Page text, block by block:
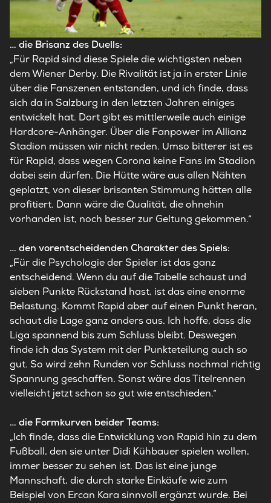
… die Brisanz des Duells:
„Für Rapid sind diese Spiele die wichtigsten neben
dem Wiener Derby. Die Rivalität ist ja in erster Linie
über die Fanszenen entstanden, und ich finde, dass
sich da in Salzburg in den letzten Jahren einiges
entwickelt hat. Dort gibt es mittlerweile auch einige
Hardcore-Anhänger. Über die Fanpower im Allianz
Stadion müssen wir nicht reden. Umso bitterer ist es
für Rapid, dass wegen Corona keine Fans im Stadion
dabei sein dürfen. Die Hütte wäre aus allen Nähten
geplatzt, von dieser brisanten Stimmung hätten alle
profitiert. Dann wäre die Qualität, die ohnehin
vorhanden ist, noch besser zur Geltung gekommen.“
… den vorentscheidenden Charakter des Spiels:
„Für die Psychologie der Spieler ist das ganz
entscheidend. Wenn du auf die Tabelle schaust und
sieben Punkte Rückstand hast, ist das eine enorme
Belastung. Kommt Rapid aber auf einen Punkt heran,
schaut die Lage ganz anders aus. Ich hoffe, dass die
Liga spannend bis zum Schluss bleibt. Deswegen
finde ich das System mit der Punkteteilung auch so
gut. So wird zehn Runden vor Schluss nochmal richtig
Spannung geschaffen. Sonst wäre das Titelrennen
vielleicht jetzt schon so gut wie entschieden.“
… die Formkurven beider Teams:
„Ich finde, dass die Entwicklung von Rapid hin zu dem
Fußball, den sie unter Didi Kühbauer spielen wollen,
immer besser zu sehen ist. Das ist eine junge
Mannschaft, die durch starke Einkäufe wie zum
Beispiel von Ercan Kara sinnvoll ergänzt wurde. Bei